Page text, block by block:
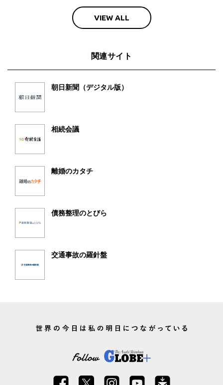
VIEW ALL
関連サイト
朝日新聞（デジタル版）
相続会議
離婚のカタチ
債務整理のとびら
交通事故の羅針盤